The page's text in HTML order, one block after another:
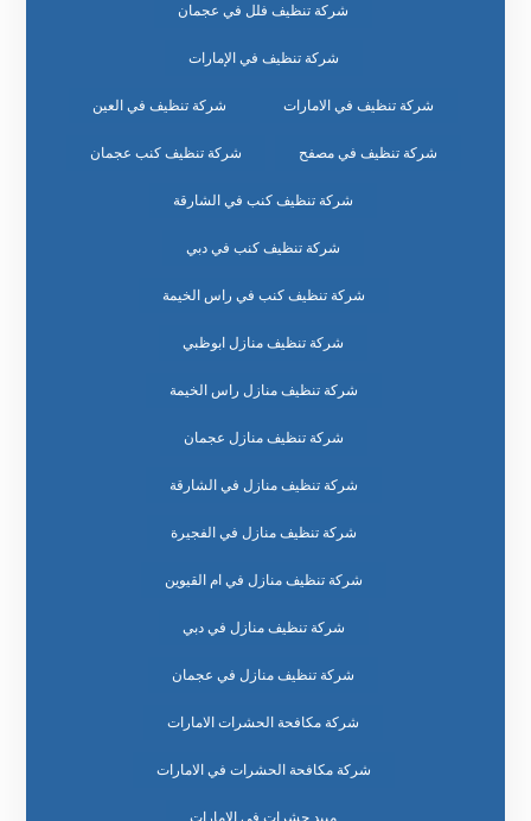
شركة تنظيف فلل في عجمان
شركة تنظيف في الإمارات
شركة تنظيف في الامارات شركة تنظيف في العين
شركة تنظيف في مصفح شركة تنظيف كنب عجمان
شركة تنظيف كنب في الشارقة
شركة تنظيف كنب في دبي
شركة تنظيف كنب في راس الخيمة
شركة تنظيف منازل ابوظبي
شركة تنظيف منازل راس الخيمة
شركة تنظيف منازل عجمان
شركة تنظيف منازل في الشارقة
شركة تنظيف منازل في الفجيرة
شركة تنظيف منازل في ام القيوين
شركة تنظيف منازل في دبي
شركة تنظيف منازل في عجمان
شركة مكافحة الحشرات الامارات
شركة مكافحة الحشرات في الامارات